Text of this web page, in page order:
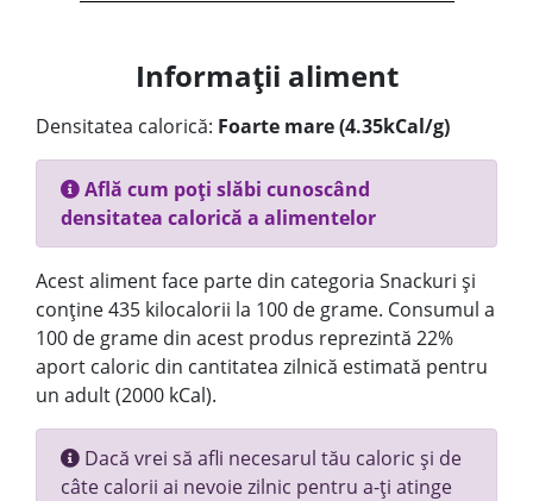
Informații aliment
Densitatea calorică: Foarte mare (4.35kCal/g)
Află cum poți slăbi cunoscând
densitatea calorică a alimentelor
Acest aliment face parte din categoria Snackuri și
conține 435 kilocalorii la 100 de grame. Consumul a
100 de grame din acest produs reprezintă 22%
aport caloric din cantitatea zilnică estimată pentru
un adult (2000 kCal).
Dacă vrei să afli necesarul tău caloric și de
câte calorii ai nevoie zilnic pentru a-ți atinge